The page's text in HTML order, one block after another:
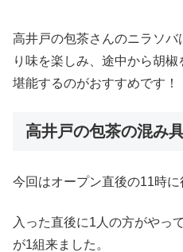
高井戸の包茶さんのニラソ
り味を楽しみ、途中から胡
堪能するのがおすすめです！
高井戸の包茶の混み
今回はオープン直後の11時に
入った直後に1人の方がやっ
が1組来ました。